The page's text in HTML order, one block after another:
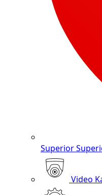
Superior
Video